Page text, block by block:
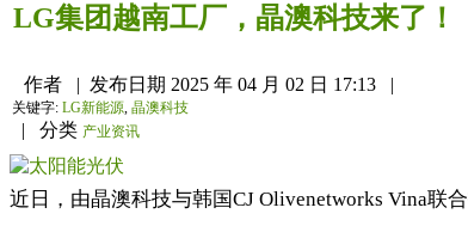
LG集团越南工厂，晶澳科技来了！
作者 | 发布日期 2025 年 04 月 02 日 17:13 |
关键字: LG新能源, 晶澳科技
| 分类 产业资讯
近日，由晶澳科技与韩国CJ Olivenetworks Vina